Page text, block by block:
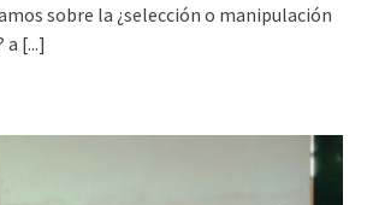
sobre la ¿selección o manipulación
a [...]